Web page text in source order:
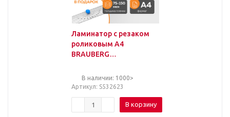
Ламинатор с резаком
роликовым А4
BRAUBERG
толщина пленки 75-150
мкм, 532623
В наличии: 1000>
Артикул: S532623
В корзину